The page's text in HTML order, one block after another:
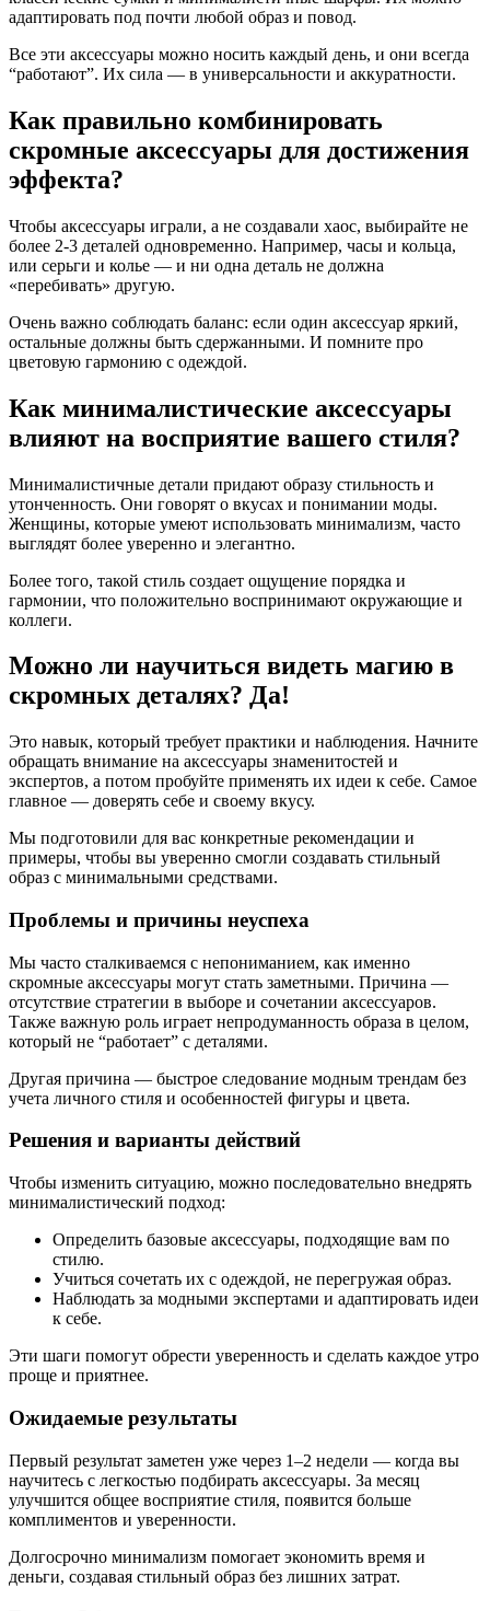
адаптировать под почти любой образ и повод.
Все эти аксессуары можно носить каждый день, и они всегда
“работают”. Их сила — в универсальности и аккуратности.
Как правильно комбинировать
скромные аксессуары для достижения
эффекта?
Чтобы аксессуары играли, а не создавали хаос, выбирайте не
более 2-3 деталей одновременно. Например, часы и кольца,
или серьги и колье — и ни одна деталь не должна
«перебивать» другую.
Очень важно соблюдать баланс: если один аксессуар яркий,
остальные должны быть сдержанными. И помните про
цветовую гармонию с одеждой.
Как минималистические аксессуары
влияют на восприятие вашего стиля?
Минималистичные детали придают образу стильность и
утонченность. Они говорят о вкусах и понимании моды.
Женщины, которые умеют использовать минимализм, часто
выглядят более уверенно и элегантно.
Более того, такой стиль создает ощущение порядка и
гармонии, что положительно воспринимают окружающие и
коллеги.
Можно ли научиться видеть магию в
скромных деталях? Да!
Это навык, который требует практики и наблюдения. Начните
обращать внимание на аксессуары знаменитостей и
экспертов, а потом пробуйте применять их идеи к себе. Самое
главное — доверять себе и своему вкусу.
Мы подготовили для вас конкретные рекомендации и
примеры, чтобы вы уверенно смогли создавать стильный
образ с минимальными средствами.
Проблемы и причины неуспеха
Мы часто сталкиваемся с непониманием, как именно
скромные аксессуары могут стать заметными. Причина —
отсутствие стратегии в выборе и сочетании аксессуаров.
Также важную роль играет непродуманность образа в целом,
который не “работает” с деталями.
Другая причина — быстрое следование модным трендам без
учета личного стиля и особенностей фигуры и цвета.
Решения и варианты действий
Чтобы изменить ситуацию, можно последовательно внедрять
минималистический подход:
Определить базовые аксессуары, подходящие вам по
стилю.
Учиться сочетать их с одеждой, не перегружая образ.
Наблюдать за модными экспертами и адаптировать идеи
к себе.
Эти шаги помогут обрести уверенность и сделать каждое утро
проще и приятнее.
Ожидаемые результаты
Первый результат заметен уже через 1–2 недели — когда вы
научитесь с легкостью подбирать аксессуары. За месяц
улучшится общее восприятие стиля, появится больше
комплиментов и уверенности.
Долгосрочно минимализм помогает экономить время и
деньги, создавая стильный образ без лишних затрат.